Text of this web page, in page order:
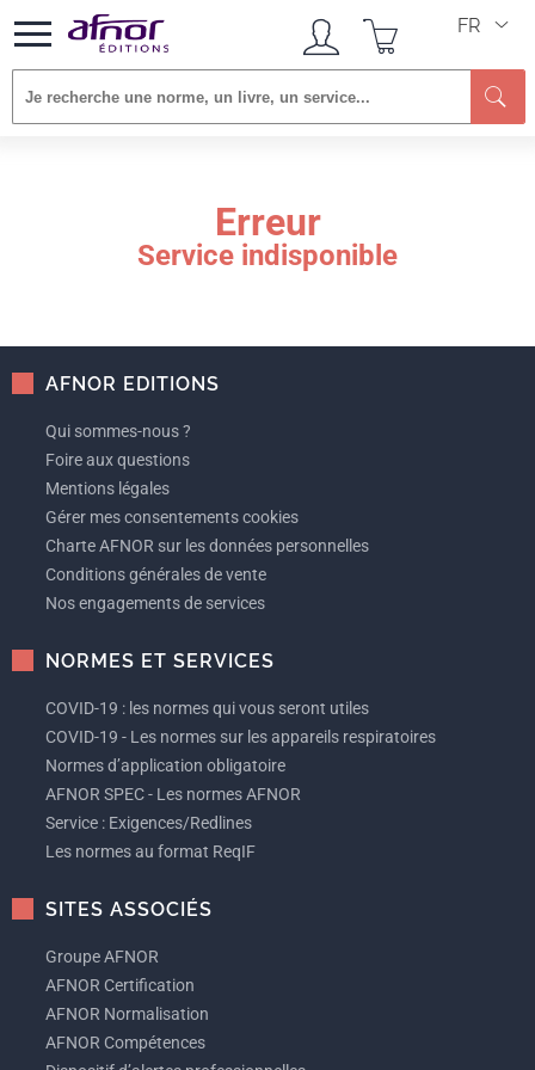
FR
Erreur
Service indisponible
AFNOR EDITIONS
Qui sommes-nous ?
Foire aux questions
Mentions légales
Gérer mes consentements cookies
Charte AFNOR sur les données personnelles
Conditions générales de vente
Nos engagements de services
NORMES ET SERVICES
COVID-19 : les normes qui vous seront utiles
COVID-19 - Les normes sur les appareils respiratoires
Normes d’application obligatoire
AFNOR SPEC - Les normes AFNOR
Service : Exigences/Redlines
Les normes au format ReqIF
SITES ASSOCIÉS
Groupe AFNOR
AFNOR Certification
AFNOR Normalisation
AFNOR Compétences